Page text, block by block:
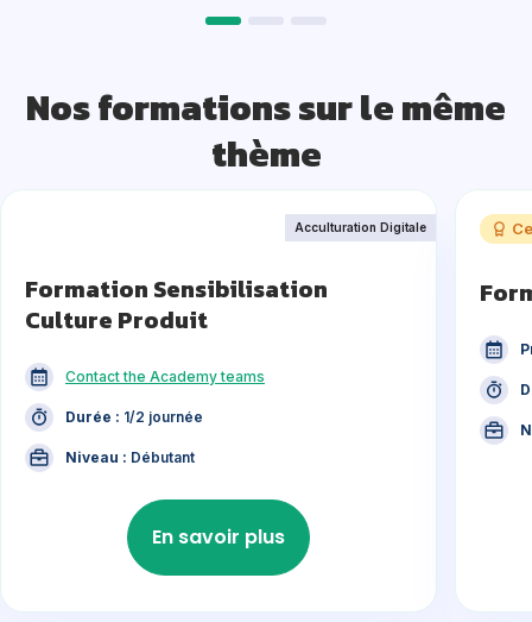
Nos formations sur le même
thème
Acculturation Digitale
Formation Sensibilisation
Culture Produit
Contact the Academy teams
Durée : 1/2 journée
Niveau : Débutant
En savoir plus